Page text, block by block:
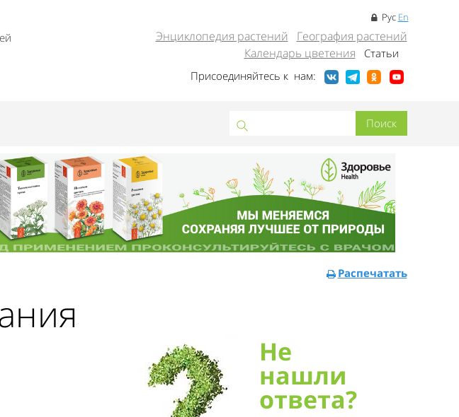
Рус En
Энциклопедия растений
География растений
Календарь цветения
Статьи
Присоединяйтесь к нам:
Распечатать
Не
нашли
ответа?